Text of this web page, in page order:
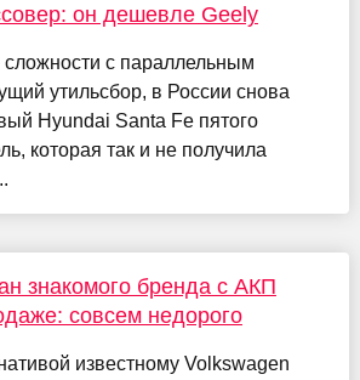
он дешевле Geely
с параллельным
утильсбор, в России снова
Hyundai Santa Fe пятого
которая так и не получила
знакомого бренда с АКП
совсем недорого
известному Volkswagen